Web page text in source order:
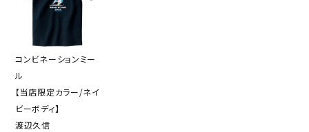
コンビネーションミー
ル
【当店限定カラー/ネイ
ビーボディ】
渡辺久信